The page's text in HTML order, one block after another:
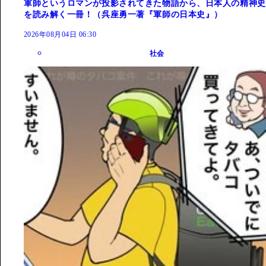
軍師というロマンが投影されてきた物語から、日本人の精神史
を読み解く一冊！（呉座勇一著『軍師の日本史』）
2026年08月04日 06:30
社会